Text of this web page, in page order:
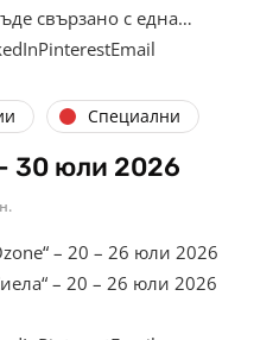
свързано с една…
Специални
30 юли 2026
– 20 – 26 юли 2026
– 20 – 26 юли 2026